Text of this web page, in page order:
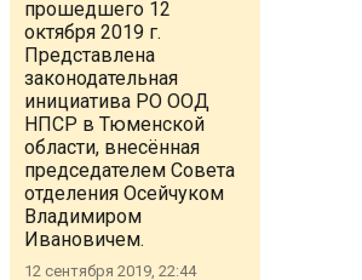
прошедшего 12
октября 2019 г.
Представлена
законодательная
инициатива РО ООД
НПСР в Тюменской
области, внесённая
председателем Совета
отделения Осейчуком
Владимиром
Ивановичем.
12 сентября 2019, 22:44